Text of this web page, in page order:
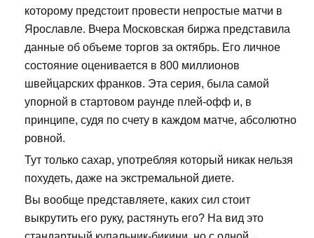
которому предстоит провести непростые матчи в
Ярославле. Вчера Московская биржа представила
данные об объеме торгов за октябрь. Его личное
состояние оценивается в 800 миллионов
швейцарских франков. Эта серия, была самой
упорной в стартовом раунде плей-офф и, в
принципе, судя по счету в каждом матче, абсолютно
ровной.
Тут только сахар, употребляя который никак нельзя
похудеть, даже на экстремальной диете.
Вы вообще представляете, каких сил стоит
выкрутить его руку, растянуть его? На вид это